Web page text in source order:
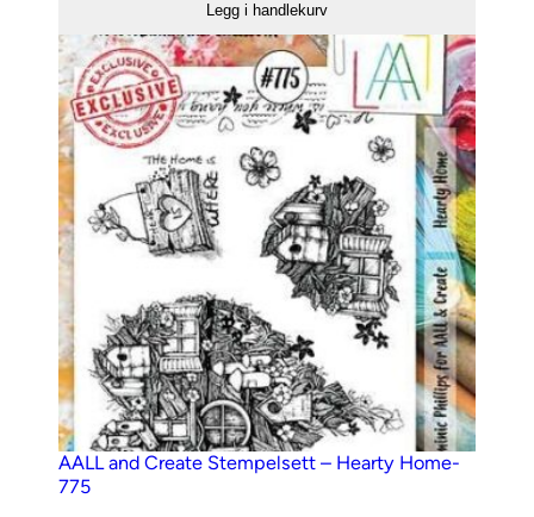
–
Delicate
Wings-
826
antall
Legg i handlekurv
AALL and Create Stempelsett – Hearty Home-
775